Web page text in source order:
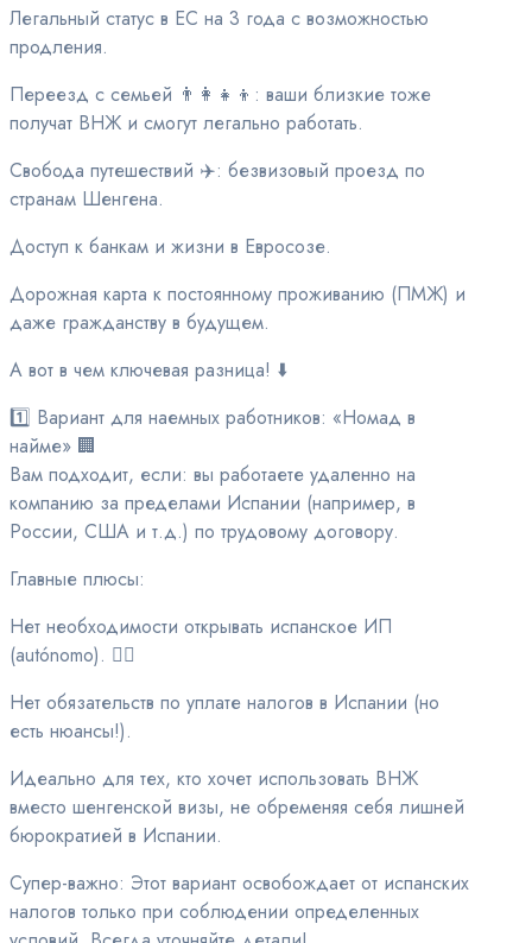
Легальный статус в ЕС на 3 года с возможностью
продления.
Переезд с семьей 👨‍👩‍👧‍👦: ваши близкие тоже
получат ВНЖ и смогут легально работать.
Свобода путешествий ✈️: безвизовый проезд по
странам Шенгена.
Доступ к банкам и жизни в Евросозе.
Дорожная карта к постоянному проживанию (ПМЖ) и
даже гражданству в будущем.
А вот в чем ключевая разница! ⬇️
1️⃣ Вариант для наемных работников: «Номад в
найме» 🏢
Вам подходит, если: вы работаете удаленно на
компанию за пределами Испании (например, в
России, США и т.д.) по трудовому договору.
Главные плюсы:
Нет необходимости открывать испанское ИП
(autónomo). 🙅‍♂️
Нет обязательств по уплате налогов в Испании (но
есть нюансы!).
Идеально для тех, кто хочет использовать ВНЖ
вместо шенгенской визы, не обременяя себя лишней
бюрократией в Испании.
Супер-важно: Этот вариант освобождает от испанских
налогов только при соблюдении определенных